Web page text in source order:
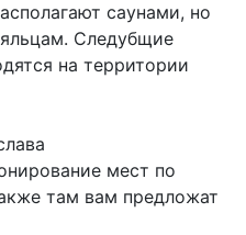
саунами, но
Следубщие
на территории
мест по
там вам предложат